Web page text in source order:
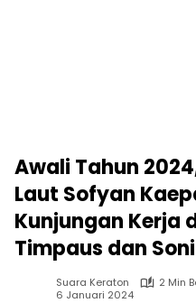
Awali Tahun
Laut Sofyan
Kunjungan Kerja
Timpaus dan
Suara Keraton
2 Min
6 Januari 2024